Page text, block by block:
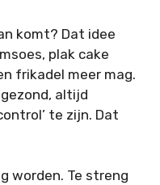
komt? Dat idee
plak cake
frikadel meer mag.
altijd
te zijn. Dat
worden. Te streng